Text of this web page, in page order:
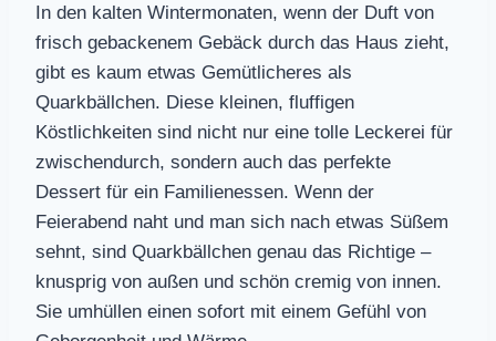
In den kalten Wintermonaten, wenn der Duft von
frisch gebackenem Gebäck durch das Haus zieht,
gibt es kaum etwas Gemütlicheres als
Quarkbällchen. Diese kleinen, fluffigen
Köstlichkeiten sind nicht nur eine tolle Leckerei für
zwischendurch, sondern auch das perfekte
Dessert für ein Familienessen. Wenn der
Feierabend naht und man sich nach etwas Süßem
sehnt, sind Quarkbällchen genau das Richtige –
knusprig von außen und schön cremig von innen.
Sie umhüllen einen sofort mit einem Gefühl von